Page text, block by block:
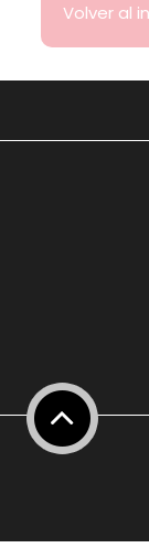
Volver al